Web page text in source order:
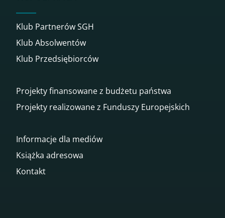
Klub Partnerów SGH
Klub Absolwentów
Klub Przedsiębiorców
Projekty finansowane z budżetu państwa
Projekty realizowane z Funduszy Europejskich
Informacje dla mediów
Książka adresowa
Kontakt